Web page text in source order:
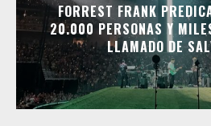
FORREST FRANK
20.000 PERSONAS Y
LLAMADO DE